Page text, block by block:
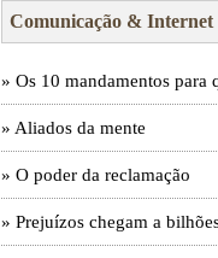
Comunicação & Internet
» Os 10 mandamentos para
» Aliados da mente
» O poder da reclamação
» Prejuízos chegam a